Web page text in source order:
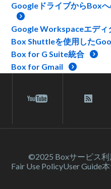
GoogleドライブからBox
Google Workspaceエディ
Box Shuttleを使用した
Box for G Suite統合
Box for Gmail
©2025 Boxサービス
Fair Use PolicyUser Guide